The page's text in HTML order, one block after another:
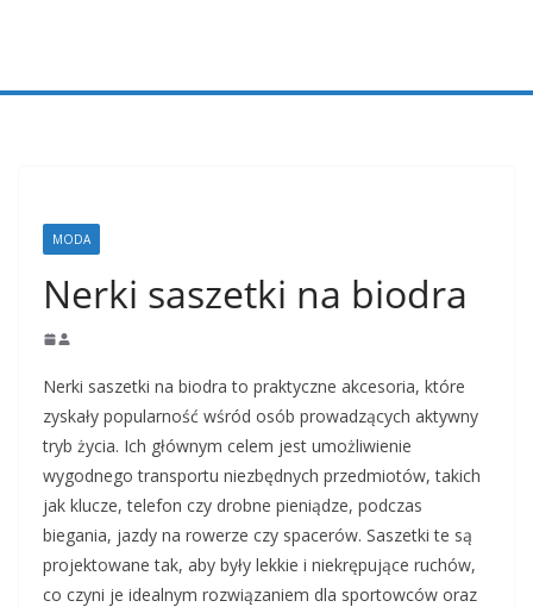
MODA
Nerki saszetki na biodra
Nerki saszetki na biodra to praktyczne akcesoria, które
zyskały popularność wśród osób prowadzących aktywny
tryb życia. Ich głównym celem jest umożliwienie
wygodnego transportu niezbędnych przedmiotów, takich
jak klucze, telefon czy drobne pieniądze, podczas
biegania, jazdy na rowerze czy spacerów. Saszetki te są
projektowane tak, aby były lekkie i niekrępujące ruchów,
co czyni je idealnym rozwiązaniem dla sportowców oraz